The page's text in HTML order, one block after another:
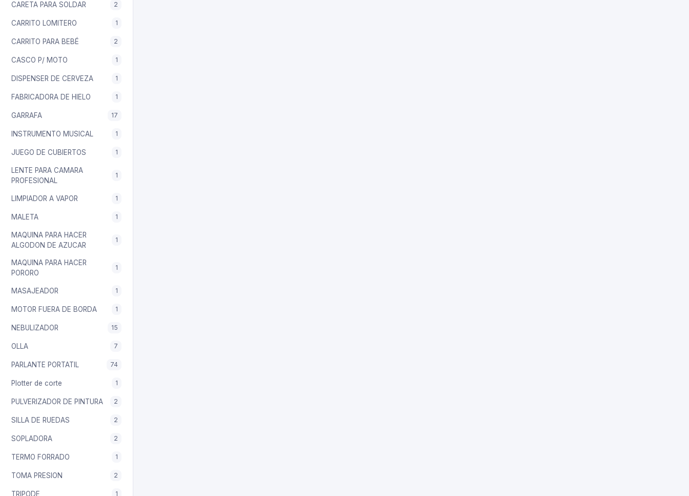
CARETA PARA SOLDAR 2
CARRITO LOMITERO 1
CARRITO PARA BEBÉ 2
CASCO P/ MOTO 1
DISPENSER DE CERVEZA 1
FABRICADORA DE HIELO 1
GARRAFA 17
INSTRUMENTO MUSICAL 1
JUEGO DE CUBIERTOS 1
LENTE PARA CAMARA
PROFESIONAL
1
LIMPIADOR A VAPOR 1
MALETA 1
MAQUINA PARA HACER
ALGODON DE AZUCAR
1
MAQUINA PARA HACER
PORORO
1
MASAJEADOR 1
MOTOR FUERA DE BORDA 1
NEBULIZADOR 15
OLLA 7
PARLANTE PORTATIL 74
Plotter de corte 1
PULVERIZADOR DE PINTURA 2
SILLA DE RUEDAS 2
SOPLADORA 2
TERMO FORRADO 1
TOMA PRESION 2
TRIPODE 1